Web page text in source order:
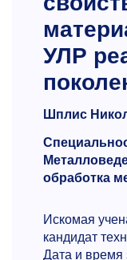
УЛР
Шплис
обработка
Искомая
кандидат
Дата и время